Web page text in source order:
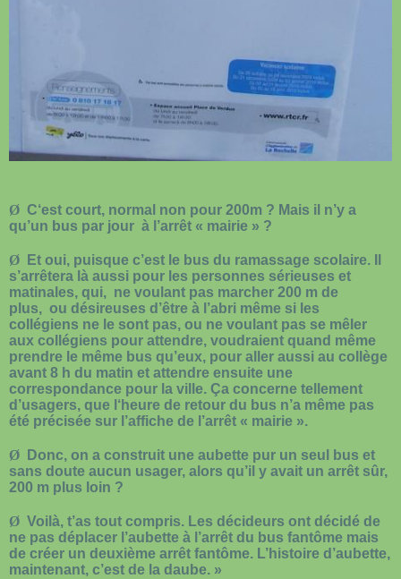
Ø C‘est court, normal non pour 200m ? Mais il n’y a
qu’un bus par jour à l’arrêt « mairie » ?
Ø
Et oui, puisque c’est le bus du ramassage scolaire. Il
s’arrêtera là aussi pour les personnes sérieuses et
matinales, qui, ne voulant pas marcher 200 m de
plus, ou désireuses d’être à l’abri même si les
collégiens ne le sont pas, ou ne voulant pas se mêler
aux collégiens pour attendre, voudraient quand même
prendre le même bus qu’eux, pour aller aussi au collège
avant 8 h du matin et attendre ensuite une
correspondance pour la ville. Ça concerne tellement
d’usagers, que l‘heure de retour du bus n’a même pas
été précisée sur l’affiche de l’arrêt « mairie ».
Ø
Donc, on a construit une aubette pur un seul bus et
sans doute aucun usager, alors qu’il y avait un arrêt sûr,
200 m plus loin ?
Ø Voilà, t’as tout compris. Les décideurs ont décidé de
ne pas déplacer l’aubette à l’arrêt du bus fantôme mais
de créer un deuxième arrêt fantôme. L’histoire d’aubette,
maintenant, c’est de la daube. »